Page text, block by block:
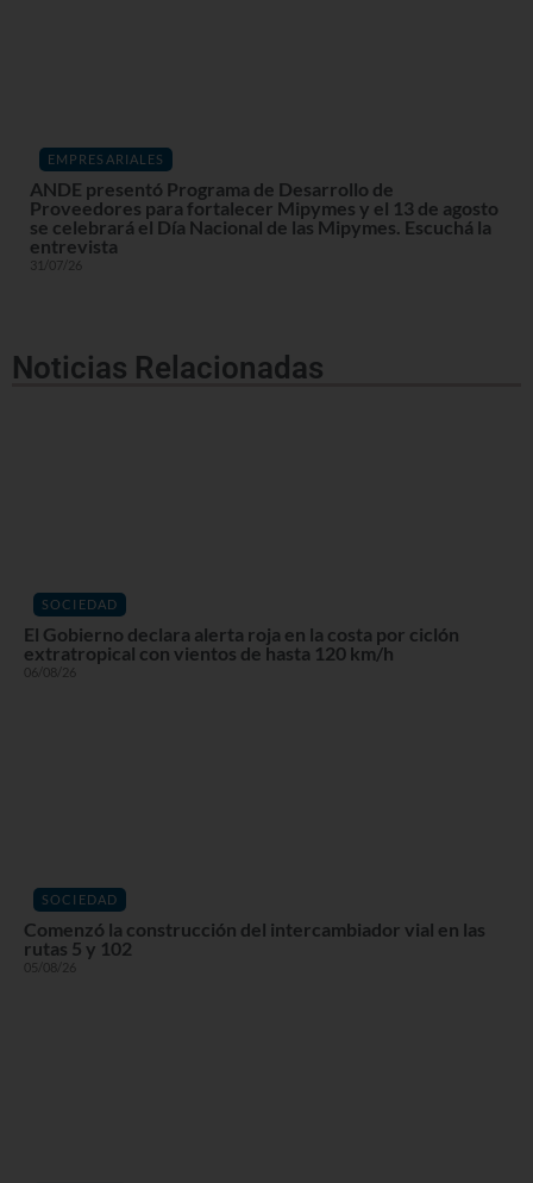
EMPRESARIALES
ANDE presentó Programa de Desarrollo de
Proveedores para fortalecer Mipymes y el 13 de agosto
se celebrará el Día Nacional de las Mipymes. Escuchá la
entrevista
31/07/26
Noticias Relacionadas
SOCIEDAD
El Gobierno declara alerta roja en la costa por ciclón
extratropical con vientos de hasta 120 km/h
06/08/26
SOCIEDAD
Comenzó la construcción del intercambiador vial en las
rutas 5 y 102
05/08/26